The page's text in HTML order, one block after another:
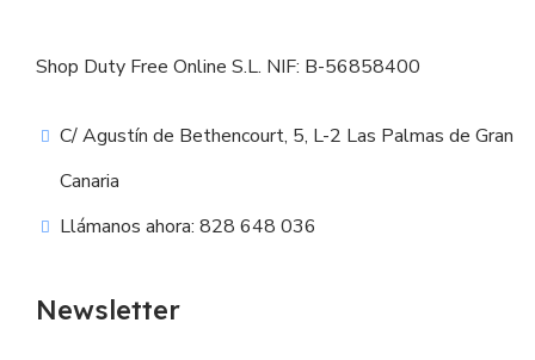
Shop Duty Free Online S.L. NIF: B-56858400
C/ Agustín de Bethencourt, 5, L-2 Las Palmas de Gran
Canaria
Llámanos ahora: 828 648 036
Newsletter